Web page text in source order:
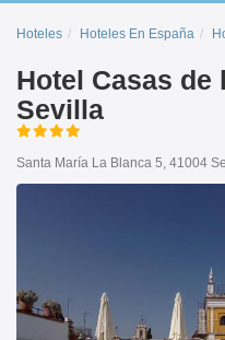
Hoteles Hoteles En España
Hotel Casas de
Sevilla
Santa María La Blanca 5, 41004